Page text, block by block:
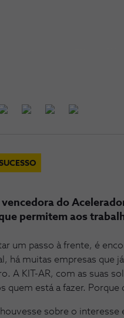
vencedora do
permitem aos
um passo à frente, é
há muitas empresas que
A KIT-AR, com as suas
quem está a fazer. Porque
sobre o interesse